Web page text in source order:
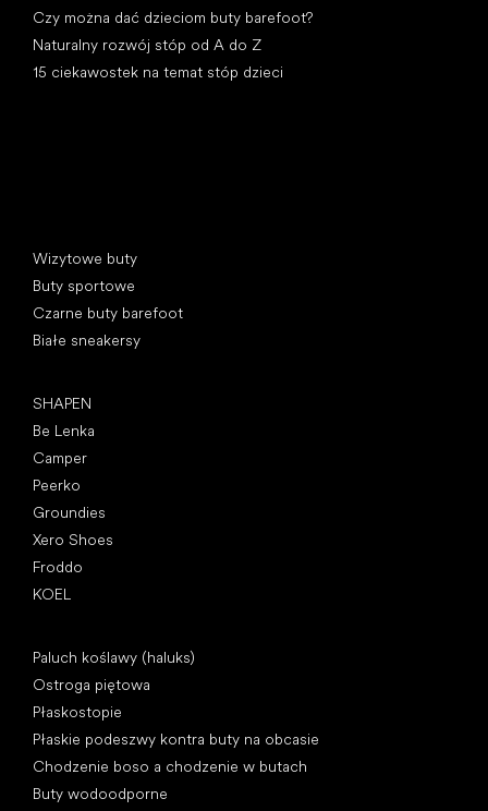
Czy można dać dzieciom buty barefoot?
Naturalny rozwój stóp od A do Z
15 ciekawostek na temat stóp dzieci
Wizytowe buty
Buty sportowe
Czarne buty barefoot
Białe sneakersy
SHAPEN
Be Lenka
Camper
Peerko
Groundies
Xero Shoes
Froddo
KOEL
Paluch koślawy (haluks)
Ostroga piętowa
Płaskostopie
Płaskie podeszwy kontra buty na obcasie
Chodzenie boso a chodzenie w butach
Buty wodoodporne